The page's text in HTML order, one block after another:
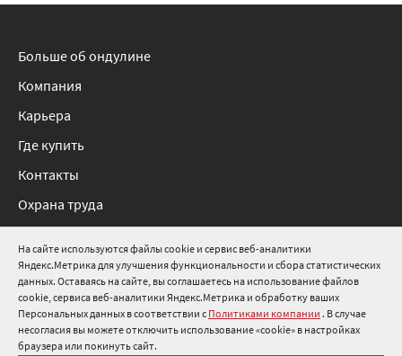
На сайте используются файлы cookie и сервис веб-аналитики
Яндекс.Метрика для улучшения функциональности и сбора статистических
данных. Оставаясь на сайте, вы соглашаетесь на использование файлов
cookie, сервиса веб-аналитики Яндекс.Метрика и обработку ваших
Персональных данных в соответствии с Политиками компании . В случае
несогласия вы можете отключить использование «cookie» в настройках
браузера или покинуть сайт.
8 800 511 91 82
info@onduline.ru
Россия Беларусь Казахстан
Больше об ондулине
Компания
Карьера
Где купить
Контакты
Охрана труда